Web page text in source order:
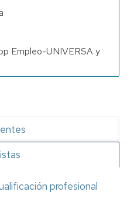
Empleo-UNIVERSA y
profesional